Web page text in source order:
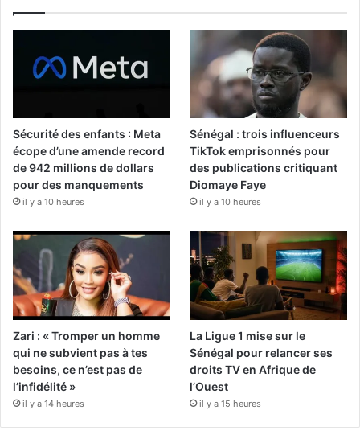
Sécurité des enfants : Meta
écope d’une amende record
de 942 millions de dollars
pour des manquements
il y a 10 heures
Sénégal : trois influenceurs
TikTok emprisonnés pour
des publications critiquant
Diomaye Faye
il y a 10 heures
Zari : « Tromper un homme
qui ne subvient pas à tes
besoins, ce n’est pas de
l’infidélité »
il y a 14 heures
La Ligue 1 mise sur le
Sénégal pour relancer ses
droits TV en Afrique de
l’Ouest
il y a 15 heures